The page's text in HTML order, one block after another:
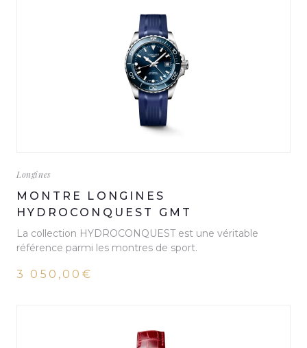
Longines
MONTRE LONGINES
HYDROCONQUEST GMT
La collection HYDROCONQUEST est une véritable
référence parmi les montres de sport.
3 050,00€